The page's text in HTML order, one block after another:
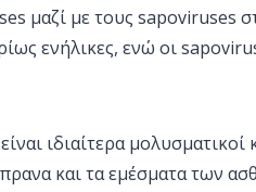
μαζί με τους sapoviruses
ενήλικες, ενώ οι
ιδιαίτερα μολυσματικοί
και τα εμέσματα των